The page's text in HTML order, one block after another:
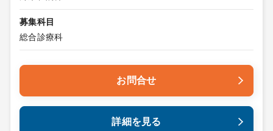
募集科目
総合診療科
お問合せ
詳細を見る